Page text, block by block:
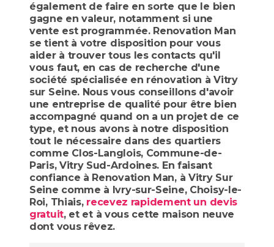
également de faire en sorte que le bien
gagne en valeur, notamment si une
vente est programmée. Renovation Man
se tient à votre disposition pour vous
aider à trouver tous les contacts qu'il
vous faut, en cas de recherche d'une
société spécialisée en rénovation à Vitry
sur Seine. Nous vous conseillons d'avoir
une entreprise de qualité pour être bien
accompagné quand on a un projet de ce
type, et nous avons à notre disposition
tout le nécessaire dans des quartiers
comme Clos-Langlois, Commune-de-
Paris, Vitry Sud-Ardoines. En faisant
confiance à Renovation Man, à Vitry Sur
Seine comme à Ivry-sur-Seine, Choisy-le-
Roi, Thiais, recevez rapidement un devis
gratuit, et et à vous cette maison neuve
dont vous rêvez.